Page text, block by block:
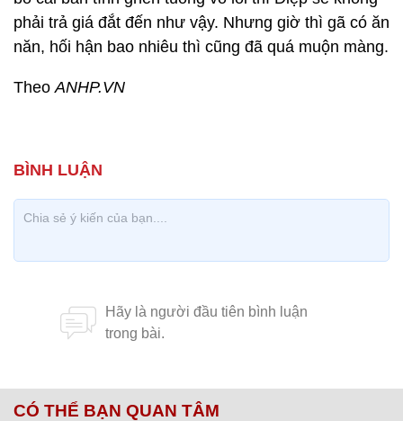
phải trả giá đắt đến như vậy. Nhưng giờ thì gã có ăn
năn, hối hận bao nhiêu thì cũng đã quá muộn màng.
TheoANHP.VN
CÓ THỂ BẠN QUAN TÂM